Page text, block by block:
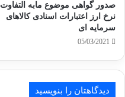
صدور گواهی موضوع مابه التفاوت
نرخ ارز اعتبارات اسنادی کالاهای
سرمایه ای
05/03/2021
دیدگاهتان را بنویسید